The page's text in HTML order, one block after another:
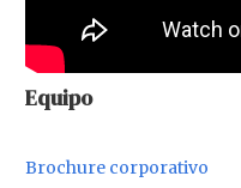
Equipo
Brochure corporativo